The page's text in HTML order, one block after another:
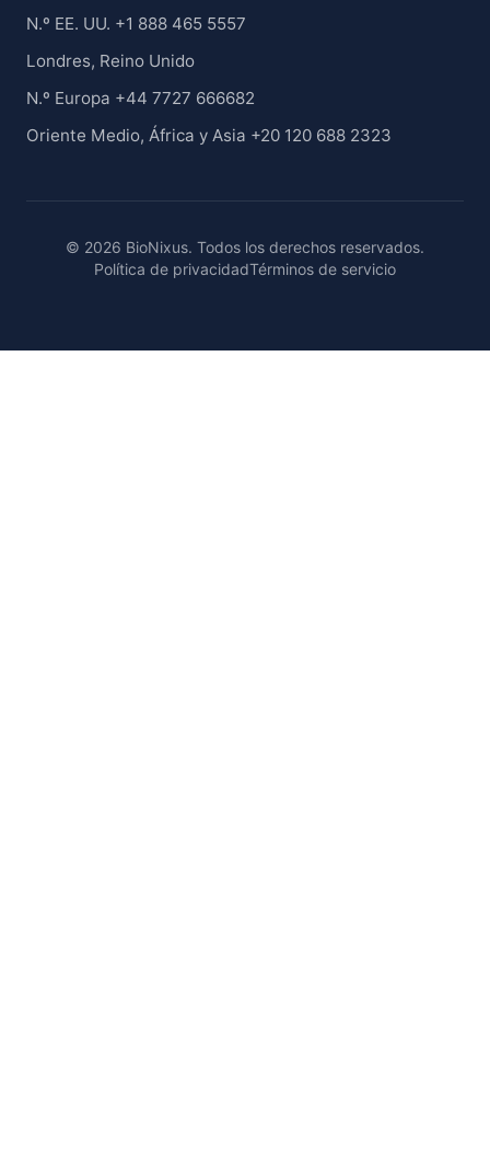
N.º EE. UU. +1 888 465 5557
Londres, Reino Unido
N.º Europa +44 7727 666682
Oriente Medio, África y Asia +20 120 688 2323
© 2026 BioNixus. Todos los derechos reservados.
Política de privacidadTérminos de servicio